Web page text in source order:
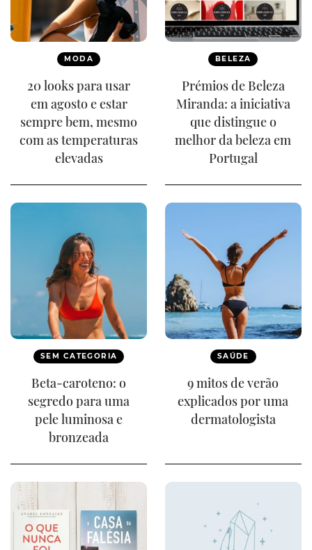
MODA
20 looks para usar
em agosto e estar
sempre bem, mesmo
com as temperaturas
elevadas
BELEZA
Prémios de Beleza
Miranda: a iniciativa
que distingue o
melhor da beleza em
Portugal
SEM CATEGORIA
Beta-caroteno: o
segredo para uma
pele luminosa e
bronzeada
SAÚDE
9 mitos de verão
explicados por uma
dermatologista